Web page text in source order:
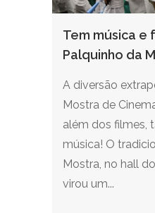
Tem música e
Palquinho da
A diversão
Mostra de
além dos filmes,
música! O
Mostra, no hall
virou um...